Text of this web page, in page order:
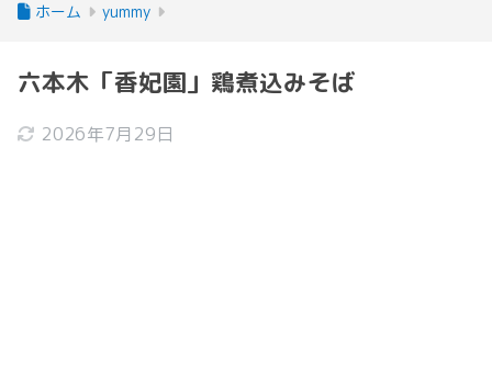
ホーム yummy
六本木「香妃園」鶏煮込みそば
2026年7月29日